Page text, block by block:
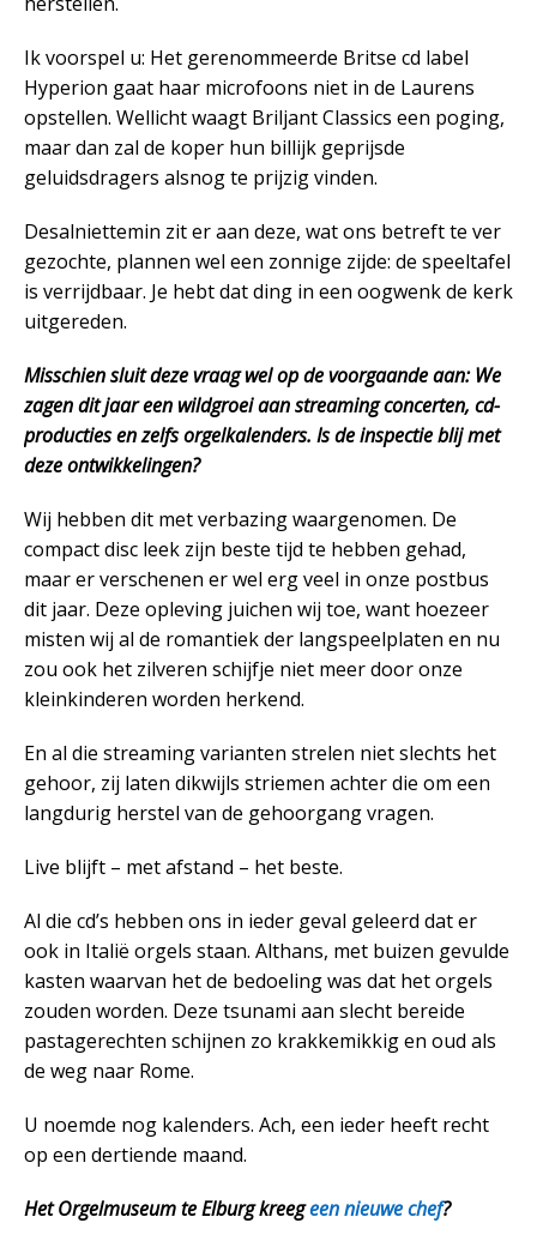
Ik voorspel u: Het gerenommeerde Britse cd label
Hyperion gaat haar microfoons niet in de Laurens
opstellen. Wellicht waagt Briljant Classics een poging,
maar dan zal de koper hun billijk geprijsde
geluidsdragers alsnog te prijzig vinden.
Desalniettemin zit er aan deze, wat ons betreft te ver
gezochte, plannen wel een zonnige zijde: de speeltafel
is verrijdbaar. Je hebt dat ding in een oogwenk de kerk
uitgereden.
Misschien sluit deze vraag wel op de voorgaande aan: We
zagen dit jaar een wildgroei aan streaming concerten, cd-
producties en zelfs orgelkalenders. Is de inspectie blij met
deze ontwikkelingen?
Wij hebben dit met verbazing waargenomen. De
compact disc leek zijn beste tijd te hebben gehad,
maar er verschenen er wel erg veel in onze postbus
dit jaar. Deze opleving juichen wij toe, want hoezeer
misten wij al de romantiek der langspeelplaten en nu
zou ook het zilveren schijfje niet meer door onze
kleinkinderen worden herkend.
En al die streaming varianten strelen niet slechts het
gehoor, zij laten dikwijls striemen achter die om een
langdurig herstel van de gehoorgang vragen.
Live blijft – met afstand – het beste.
Al die cd’s hebben ons in ieder geval geleerd dat er
ook in Italië orgels staan. Althans, met buizen gevulde
kasten waarvan het de bedoeling was dat het orgels
zouden worden. Deze tsunami aan slecht bereide
pastagerechten schijnen zo krakkemikkig en oud als
de weg naar Rome.
U noemde nog kalenders. Ach, een ieder heeft recht
op een dertiende maand.
Het Orgelmuseum te Elburg kreegeen nieuwe chef?